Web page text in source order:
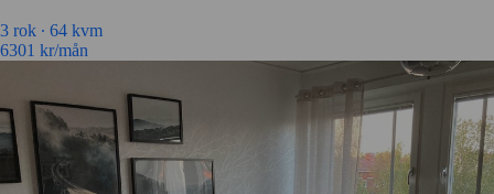
3 rok ∙ 64 kvm
6301 kr/mån